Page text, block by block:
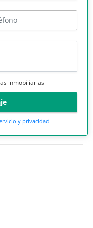
inmobiliarias
y privacidad